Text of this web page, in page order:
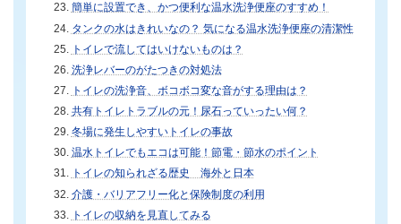
簡単に設置でき、かつ便利な温水洗浄便座のすすめ！
タンクの水はきれいなの？ 気になる温水洗浄便座の清潔性
トイレで流してはいけないものは？
洗浄レバーのがたつきの対処法
トイレの洗浄音、ボコボコ変な音がする理由は？
共有トイレトラブルの元！尿石っていったい何？
冬場に発生しやすいトイレの事故
温水トイレでもエコは可能！節電・節水のポイント
トイレの知られざる歴史 海外と日本
介護・バリアフリー化と保険制度の利用
トイレの収納を見直してみる